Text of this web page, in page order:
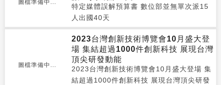
圖檔準備中...
特定媒體誤解預算書 數位部並無單次派15
人出國40天
圖檔準備中...
2023台灣創新技術博覽會10月盛大登
場 集結超過1000件創新科技 展現台灣
頂尖研發動能
2023台灣創新技術博覽會10月盛大登場 集
結超過1000件創新科技 展現台灣頂尖研發